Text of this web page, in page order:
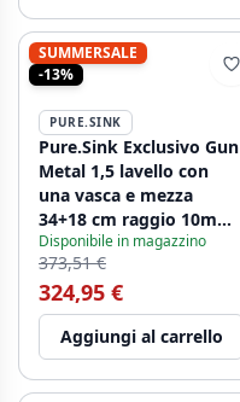
SUMMERSALE
-13%
PURE.SINK
Pure.Sink Exclusivo Gun
Metal 1,5 lavello con
una vasca e mezza
34+18 cm raggio 10mm
PEX341840-61
Disponibile in magazzino
373,51 €
324,95 €
Aggiungi al carrello